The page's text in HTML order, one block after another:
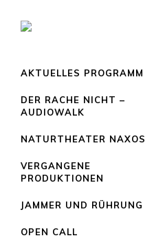
AKTUELLES PROGRAMM
DER RACHE NICHT –
AUDIOWALK
NATURTHEATER NAXOS
VERGANGENE
PRODUKTIONEN
JAMMER UND RÜHRUNG
OPEN CALL